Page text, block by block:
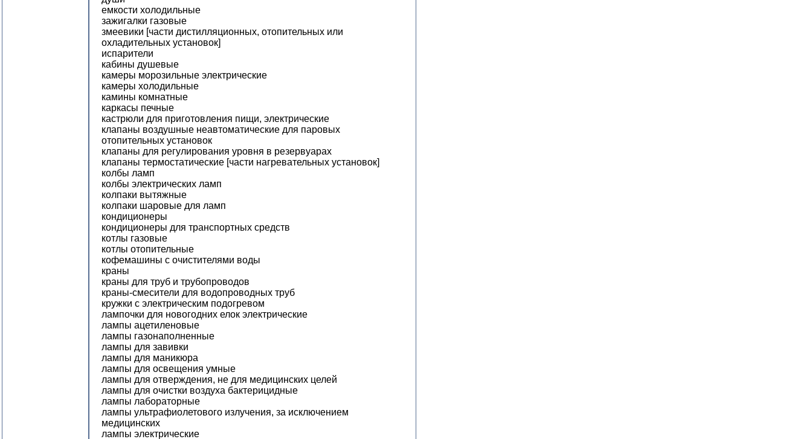
емкости холодильные
зажигалки газовые
змеевики [части дистилляционных, отопительных или
охладительных установок]
испарители
кабины душевые
камеры морозильные электрические
камеры холодильные
камины комнатные
каркасы печные
кастрюли для приготовления пищи, электрические
клапаны воздушные неавтоматические для паровых
отопительных установок
клапаны для регулирования уровня в резервуарах
клапаны термостатические [части нагревательных установок]
колбы ламп
колбы электрических ламп
колпаки вытяжные
колпаки шаровые для ламп
кондиционеры
кондиционеры для транспортных средств
котлы газовые
котлы отопительные
кофемашины с очистителями воды
краны
краны для труб и трубопроводов
краны-смесители для водопроводных труб
кружки с электрическим подогревом
лампочки для новогодних елок электрические
лампы ацетиленовые
лампы газонаполненные
лампы для завивки
лампы для маникюра
лампы для освещения умные
лампы для отверждения, не для медицинских целей
лампы для очистки воздуха бактерицидные
лампы лабораторные
лампы ультрафиолетового излучения, за исключением
медицинских
лампы электрические